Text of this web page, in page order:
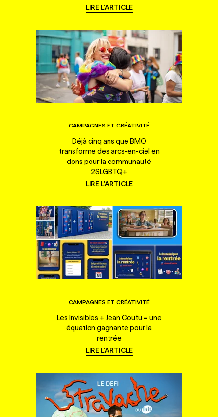
LIRE L'ARTICLE
CAMPAGNES ET CRÉATIVITÉ
Déjà cinq ans que BMO
transforme des arcs-en-ciel en
dons pour la communauté
2SLGBTQ+
LIRE L'ARTICLE
CAMPAGNES ET CRÉATIVITÉ
Les Invisibles + Jean Coutu = une
équation gagnante pour la
rentrée
LIRE L'ARTICLE